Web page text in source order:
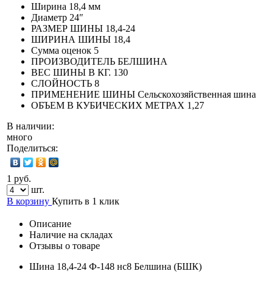
Ширина 18,4 мм
Диаметр 24″
РАЗМЕР ШИНЫ 18,4-24
ШИРИНА ШИНЫ 18,4
Сумма оценок 5
ПРОИЗВОДИТЕЛЬ БЕЛШИНА
ВЕС ШИНЫ В КГ. 130
СЛОЙНОСТЬ 8
ПРИМЕНЕНИЕ ШИНЫ Сельскохозяйственная шина
ОБЪЕМ В КУБИЧЕСКИХ МЕТРАХ 1,27
В наличии:
много
Поделиться:
1 руб.
шт.
В корзину Купить в 1 клик
Описание
Наличие на складах
Отзывы о товаре
Шина 18,4-24 Ф-148 нс8 Белшина (БШК)